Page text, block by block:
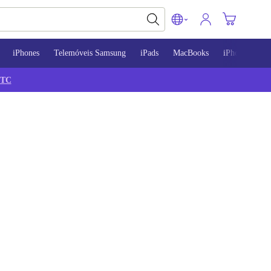
iPhones Telemóveis Samsung iPads MacBooks iPhone 13
TC